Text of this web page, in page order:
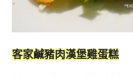
客家鹹豬肉漢堡雞蛋糕